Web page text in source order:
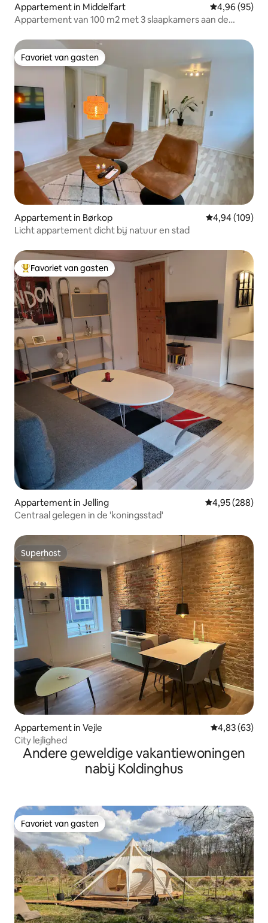
Appartement in Middelfart Gemiddelde
4,96 (95)
Appartement van 100 m2 met 3 slaapkamers aan de
Favoriet van gasten
Favoriet van gasten
Appartement in Børkop Gemiddelde
4,94 (109)
Licht appartement dicht bij natuur en stad
Topfavoriet van gasten
Favoriet van gasten
Appartement in Jelling Gemiddelde
4,95 (288)
Centraal gelegen in de 'koningsstad'
Superhost
Superhost
Appartement in Vejle Gemiddelde
4,83 (63)
City lejlighed
Andere geweldige vakantiewoningen
nabij Koldinghus
Favoriet van gasten
Favoriet van gasten